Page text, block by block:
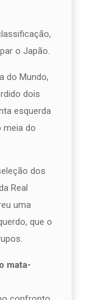
o Japão.
do Mundo,
dois
esquerda
meia do
dos
Real
uma
que o
mata-